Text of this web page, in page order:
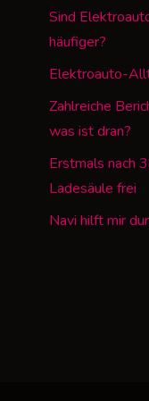
Sind
häufiger?
Elektroauto-
Zahlreiche
was ist dran?
Erstmals nach
Ladesäule frei
Navi hilft mir